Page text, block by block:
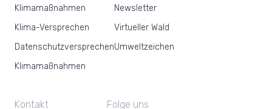
Klimamaßnahmen
Klima-Versprechen
Datenschutzversprechen
Klimamaßnahmen
Newsletter
Virtueller Wald
Umweltzeichen
Kontakt Folge uns